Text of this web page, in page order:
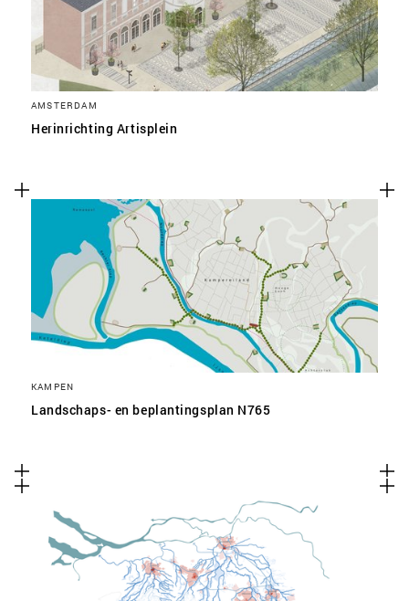
AMSTERDAM
Herinrichting Artisplein
KAMPEN
Landschaps- en beplantingsplan N765